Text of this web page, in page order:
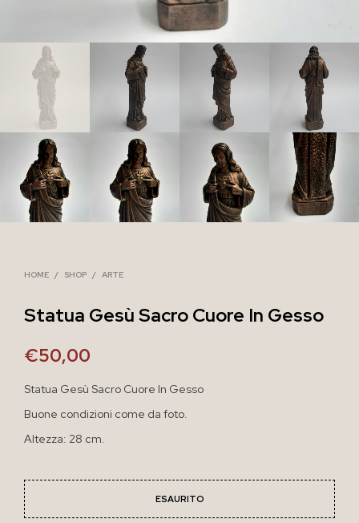
HOME / SHOP / ARTE
Statua Gesù Sacro Cuore In Gesso
€50,00
Statua Gesù Sacro Cuore In Gesso
Buone condizioni come da foto.
Altezza: 28 cm.
ESAURITO